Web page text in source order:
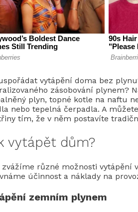
vytápění doma bez
zásobování plynem?
plyn, topné kotle na naftu
nebo tepelná čerpadla. A
tím, že v něm postavíte
vytápět dům?
zvážíme různé možnosti vytápění
účinnost a náklady na
zemním plynem